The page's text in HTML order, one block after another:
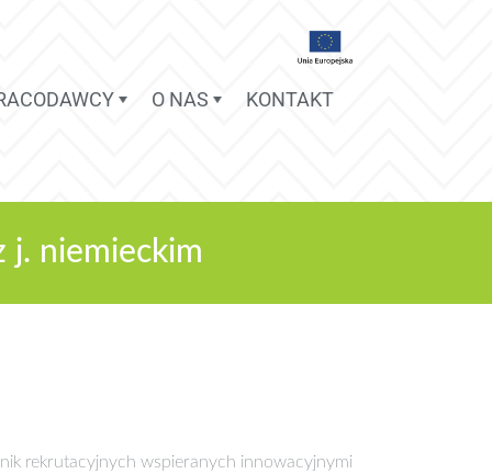
O NAS KONTAKT
j. niemieckim
rekrutacyjnych wspieranych innowacyjnymi